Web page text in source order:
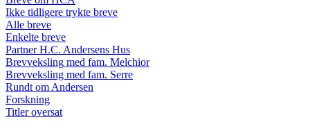
Ikke tidligere trykte breve
Alle breve
Enkelte breve
Partner H.C. Andersens Hus
Brevveksling med fam. Melchior
Brevveksling med fam. Serre
Rundt om Andersen
Forskning
Titler oversat